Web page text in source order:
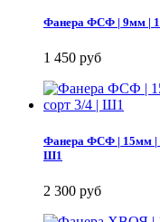
Фанера ФСФ | 9мм |
1 450 руб
Фанера ФСФ | 15мм |
Ш1
2 300 руб